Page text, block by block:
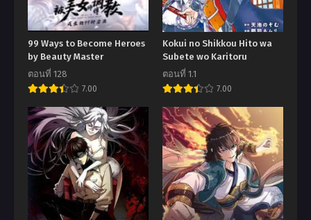
99 Ways to Become Heroes
by Beauty Master
ตอนที่ 128
7.00
Kokui no Shikkou Hito wa
Subete wo Karitoru
ตอนที่ 1.1
7.00